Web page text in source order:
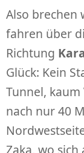
Also brechen
fahren über
Richtung
Glück: Kein
Tunnel,
nach nur 40